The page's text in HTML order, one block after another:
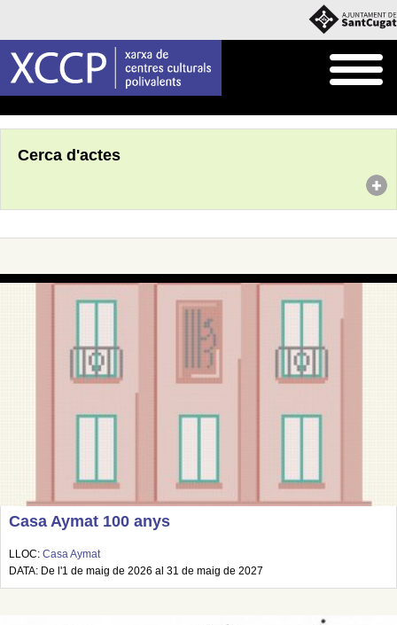
Cerca d'actes
Casa Aymat 100 anys
LLOC: Casa Aymat
DATA: De l'1 de maig de 2026 al 31 de maig de 2027